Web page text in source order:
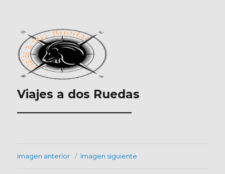
Viajes a dos Ruedas
___________________
Imagen anterior Imagen siguiente